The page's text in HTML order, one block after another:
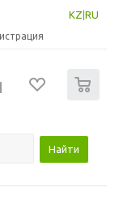
KZ RU
Найти